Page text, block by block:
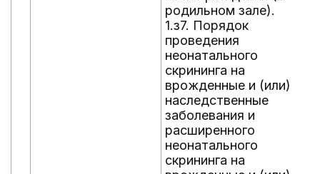
родильном зале).
1.з7. Порядок
проведения
неонатального
скрининга на
врожденные и (или)
наследственные
заболевания и
расширенного
неонатального
скрининга на